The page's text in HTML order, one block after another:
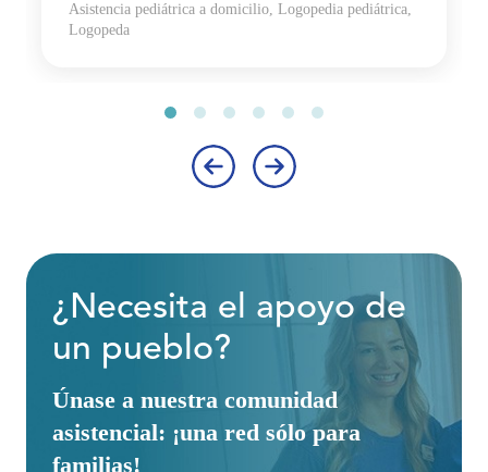
Asistencia pediátrica a domicilio, Logopedia pediátrica,
Logopeda
¿Necesita el apoyo de
un pueblo?
Únase a nuestra comunidad
asistencial: ¡una red sólo para
familias!